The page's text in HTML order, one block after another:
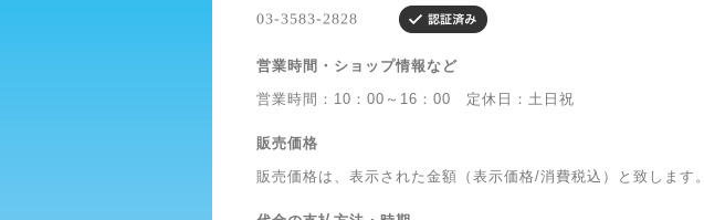
営業時間・ショップ情報など
営業時間：10：00～16：00 定休日：土日祝
販売価格
販売価格は、表示された金額（表示価格/消費税込）と致します。